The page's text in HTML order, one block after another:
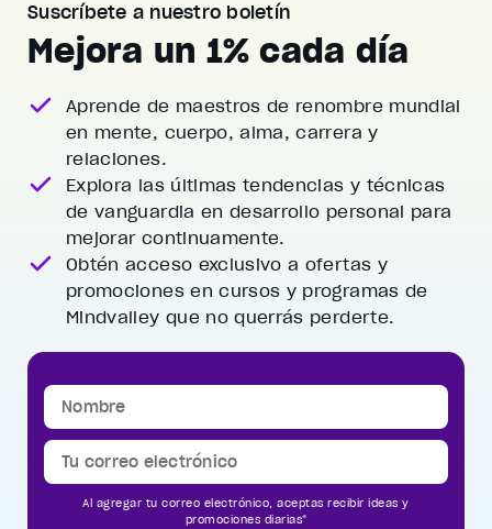
Suscríbete a nuestro boletín
Mejora un 1% cada día
Aprende de maestros de renombre mundial
en mente, cuerpo, alma, carrera y
relaciones.
Explora las últimas tendencias y técnicas
de vanguardia en desarrollo personal para
mejorar continuamente.
Obtén acceso exclusivo a ofertas y
promocionesen cursos y programas de
Mindvalley que no querrás perderte.
Al agregar tu correo electrónico, aceptas recibir ideas y
promociones diarias*